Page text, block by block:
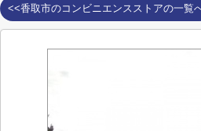
<<香取市のコンビニエンスストアの一覧